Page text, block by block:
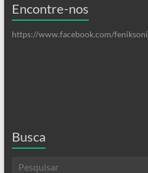
Encontre-nos
https://www.facebook.com/
Busca